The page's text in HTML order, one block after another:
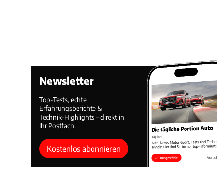
Newsletter
Top-Tests, echte
Erfahrungsberichte &
Technik-Highlights – direkt in
Ihr Postfach.
Kostenlos abonnieren